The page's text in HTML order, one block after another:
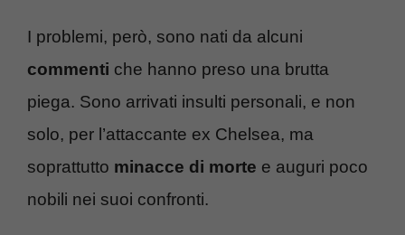
I problemi, però, sono nati da alcuni
commenti che hanno preso una brutta
piega. Sono arrivati insulti personali, e non
solo, per l’attaccante ex Chelsea, ma
soprattutto minacce di morte e auguri poco
nobili nei suoi confronti.